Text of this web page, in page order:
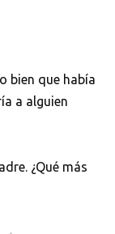
bien que había
a alguien
¿Qué más